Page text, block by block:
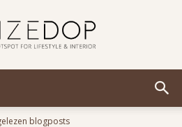
blogposts